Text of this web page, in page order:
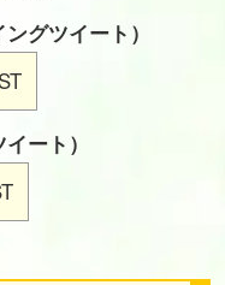
グツイート）
ート）